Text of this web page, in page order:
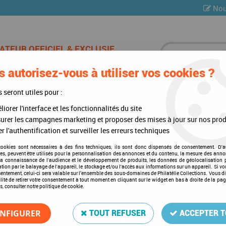
DE CHAMPAGNE
>Intérieurs d'albums >Texte Luxe Ile de Man I 1973-1999
Texte Luxe Ile de Man I
Soyez le premier à donner votre
DA4946
autorisez-vous à utiliser vos cookies ?
seront utiles pour :
l'interface et les fonctionnalités du site
les campagnes marketing et proposer des mises à jour sur nos
l'authentification et surveiller les erreurs techniques
sont nécessaires à des fins techniques, ils sont donc dispensés de consentement.
peuvent être utilisés pour la personnalisation des annonces et du contenu, la mesure des
connaissance de l'audience et le développement de produits, les données de géolocalisation
par le balayage de l'appareil, le stockage et/ou l'accès aux informations sur un appareil. Si
celui-ci sera valable sur l’ensemble des sous-domaines de Philatélie Collections. Vous
de retirer votre consentement à tout moment en cliquant sur le widget en bas à droite de la
consulter notre politique de cookie.
TOUT REFUSER ACCEPTER